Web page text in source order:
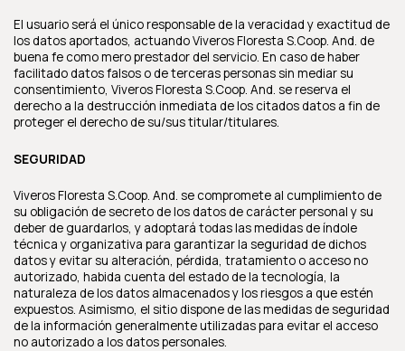
El usuario será el único responsable de la veracidad y exactitud de
los datos aportados, actuando Viveros Floresta S.Coop. And. de
buena fe como mero prestador del servicio. En caso de haber
facilitado datos falsos o de terceras personas sin mediar su
consentimiento, Viveros Floresta S.Coop. And. se reserva el
derecho a la destrucción inmediata de los citados datos a fin de
proteger el derecho de su/sus titular/titulares.
SEGURIDAD
Viveros Floresta S.Coop. And. se compromete al cumplimiento de
su obligación de secreto de los datos de carácter personal y su
deber de guardarlos, y adoptará todas las medidas de índole
técnica y organizativa para garantizar la seguridad de dichos
datos y evitar su alteración, pérdida, tratamiento o acceso no
autorizado, habida cuenta del estado de la tecnología, la
naturaleza de los datos almacenados y los riesgos a que estén
expuestos. Asimismo, el sitio dispone de las medidas de seguridad
de la información generalmente utilizadas para evitar el acceso
no autorizado a los datos personales.